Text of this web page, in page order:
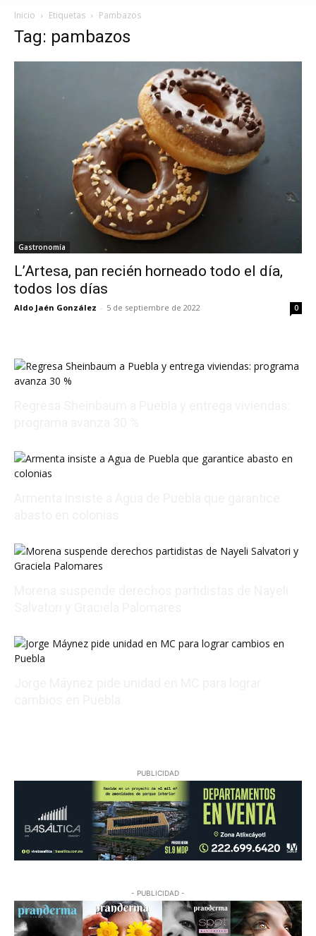
Inicio Etiquetas Pambazos
Tag: pambazos
Gastronomía
L’Artesa, pan recién horneado todo el día,
todos los días
Aldo Jaén González - 5 de septiembre de 2022 0
PUBLICIDAD
- PUBLICIDAD -